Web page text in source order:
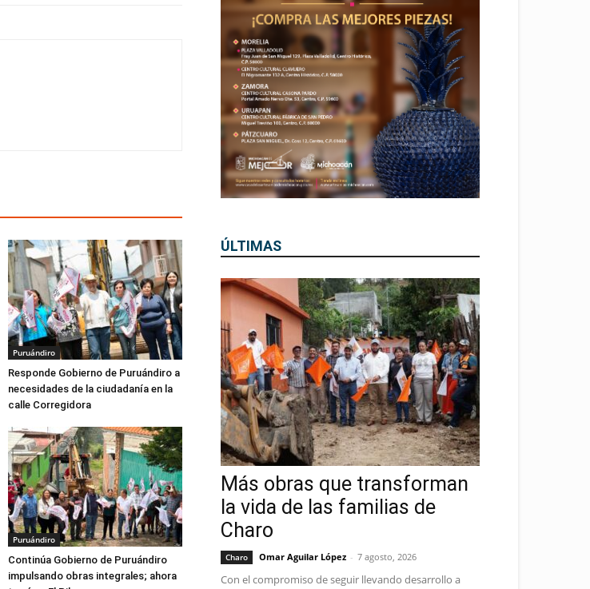
Puruándiro
Responde Gobierno de Puruándiro a
necesidades de la ciudadanía en la
calle Corregidora
Puruándiro
Continúa Gobierno de Puruándiro
impulsando obras integrales; ahora
ÚLTIMAS
Más obras que transforman
la vida de las familias de
Charo
Charo Omar Aguilar López - 7 agosto, 2026
Con el compromiso de seguir llevando desarrollo a